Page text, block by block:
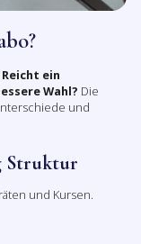
Reicht ein
Wahl? Die
und
Struktur
und Kursen.